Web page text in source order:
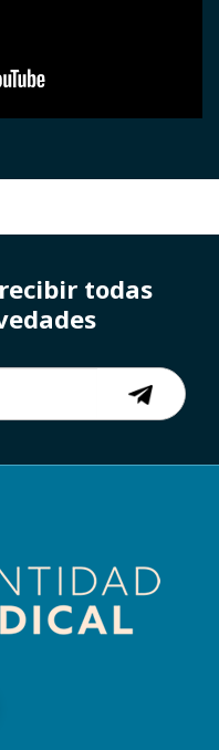
todas